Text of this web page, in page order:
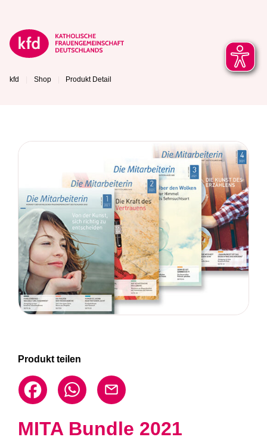
kfd Shop Produkt Detail
Produkt teilen
MITA Bundle 2021